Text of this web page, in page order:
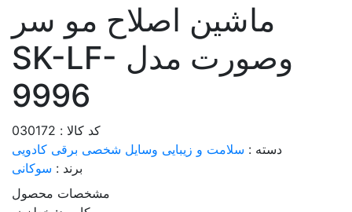
ماشین اصلاح مو سر
وصورت مدل SK-LF-
9996
کد کالا : 030172
دسته : سلامت و زیبایی وسایل شخصی برقی کادویی
برند : سوکانی
مشخصات محصول